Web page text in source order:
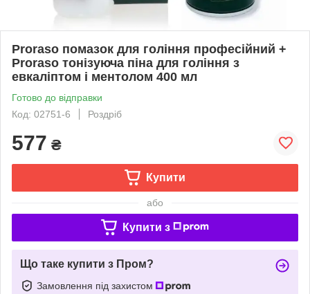
Proraso помазок для гоління професійний +
Proraso тонізуюча піна для гоління з
евкаліптом і ментолом 400 мл
Готово до відправки
Код: 02751-6
Роздріб
577 ₴
Купити
або
Купити з
Що таке купити з Пром?
Замовлення під захистом